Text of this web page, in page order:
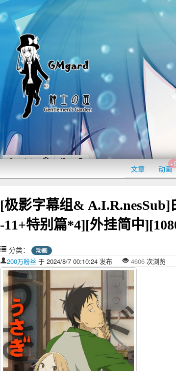
文章 动画
[极影字幕组& A.I.R.nesSub]
-11+特别篇*4][外挂简中
分类： 动画
200万粉丝 于 2024/8/7 00:10:24 发布 4606 次浏览